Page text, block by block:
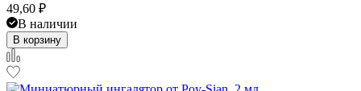
49,60 ₽
В наличии
В корзину